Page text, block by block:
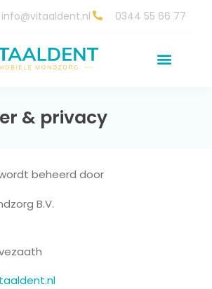
info@vitaaldent.nl 0344 55 66 77
& privacy
beheerd door
B.V.